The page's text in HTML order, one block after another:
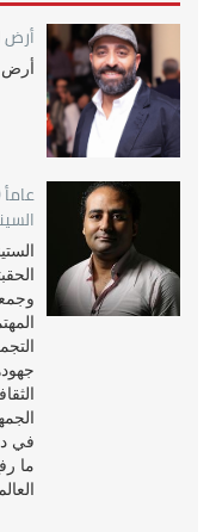
أرض
أرض
في
ما